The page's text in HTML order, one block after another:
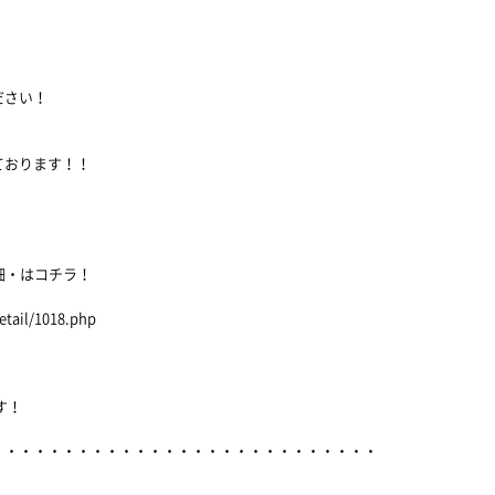
い！
ります！！
はコチラ！
1018.php
・・・・・・・・・・・・・・・・・・・・・・・・・